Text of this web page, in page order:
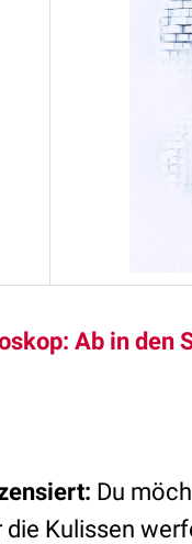
Ab in den
Du
Kulissen